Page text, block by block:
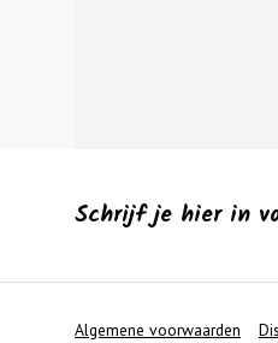
Schrijf je hier in
Algemene voorwaarden